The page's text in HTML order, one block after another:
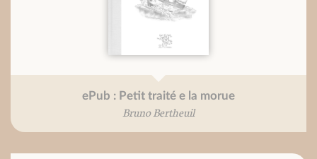
ePub : Petit traité e la morue
Bruno Bertheuil